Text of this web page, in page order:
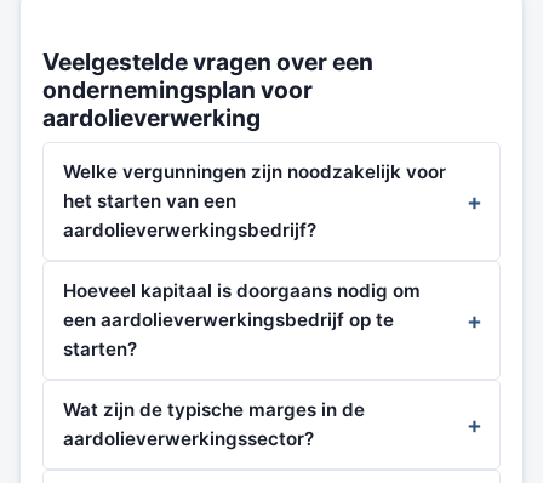
Veelgestelde vragen over een
ondernemingsplan voor
aardolieverwerking
Welke vergunningen zijn noodzakelijk voor
het starten van een
aardolieverwerkingsbedrijf?
Hoeveel kapitaal is doorgaans nodig om
een aardolieverwerkingsbedrijf op te
starten?
Wat zijn de typische marges in de
aardolieverwerkingssector?